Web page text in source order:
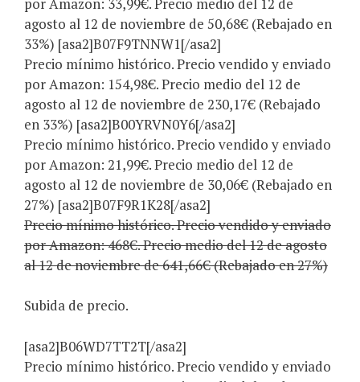
agosto al 12 de noviembre de 50,68€ (Rebajado en
33%) [asa2]B07F9TNNW1[/asa2]
Precio mínimo histórico. Precio vendido y enviado
por Amazon: 154,98€. Precio medio del 12 de
agosto al 12 de noviembre de 230,17€ (Rebajado
en 33%) [asa2]B00YRVN0Y6[/asa2]
Precio mínimo histórico. Precio vendido y enviado
por Amazon: 21,99€. Precio medio del 12 de
agosto al 12 de noviembre de 30,06€ (Rebajado en
27%) [asa2]B07F9R1K28[/asa2]
Precio mínimo histórico. Precio vendido y enviado
por Amazon: 468€. Precio medio del 12 de agosto
al 12 de noviembre de 641,66€ (Rebajado en 27%)
Subida de precio.
[asa2]B06WD7TT2T[/asa2]
Precio mínimo histórico. Precio vendido y enviado